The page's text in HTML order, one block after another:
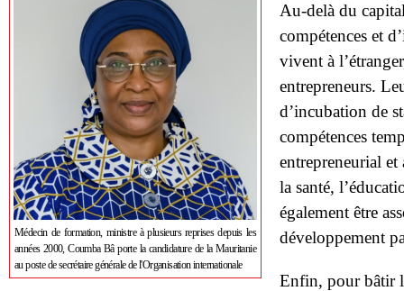
Médecin de formation, ministre à plusieurs reprises depuis les
années 2000, Coumba Bâ porte la candidature de la Mauritanie
au poste de secrétaire générale de l'Organisation internationale
Au-delà du
compétences et
vivent à
entrepreneurs.
d’incubation de
compétences
entrepreneurial et
la santé,
également être
développement
Enfin, pour bâtir